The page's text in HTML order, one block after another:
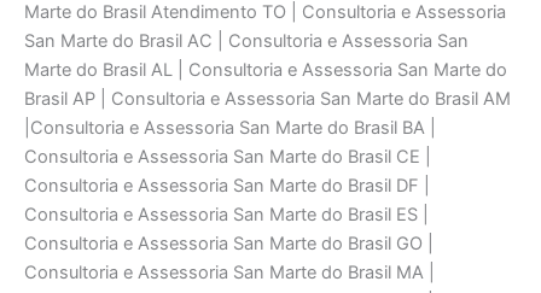
Marte do Brasil Atendimento TO | Consultoria e Assessoria
San Marte do Brasil AC | Consultoria e Assessoria San
Marte do Brasil AL | Consultoria e Assessoria San Marte do
Brasil AP | Consultoria e Assessoria San Marte do Brasil AM
|Consultoria e Assessoria San Marte do Brasil BA |
Consultoria e Assessoria San Marte do Brasil CE |
Consultoria e Assessoria San Marte do Brasil DF |
Consultoria e Assessoria San Marte do Brasil ES |
Consultoria e Assessoria San Marte do Brasil GO |
Consultoria e Assessoria San Marte do Brasil MA |